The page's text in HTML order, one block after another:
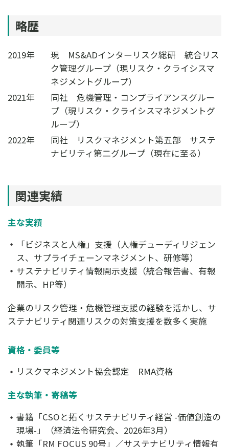
略歴
2019年
現 MS&ADインターリスク総研 統合リス
ク管理グループ（現リスク・クライシスマ
ネジメントグループ）
2021年
同社 危機管理・コンプライアンスグルー
プ（現リスク・クライシスマネジメントグ
ループ）
2022年
同社 リスクマネジメント第五部 サステ
ナビリティ第二グループ（現在に至る）
関連実績
主な実績
「ビジネスと人権」支援（人権デューディリジェン
ス、サプライチェーンマネジメント、研修等）
サステナビリティ情報開示支援（統合報告書、有報
開示、HP等）
企業のリスク管理・危機管理支援の経験を活かし、サ
ステナビリティ関連リスクの対策支援を数多く実施
資格・委員等
リスクマネジメント協会認定 RMA資格
主な執筆・寄稿等
書籍「CSOと拓くサステナビリティ経営 -価値創造の
現場-」（経済法令研究会、2026年3月）
執筆「RM FOCUS 90号」／サステナビリティ情報有